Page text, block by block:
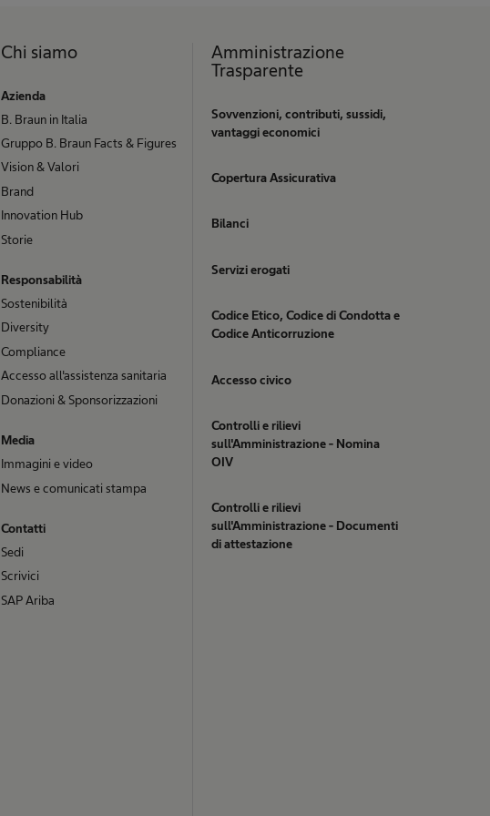
Chi siamo
Azienda
B. Braun in Italia
Gruppo B. Braun Facts & Figures
Vision & Valori
Brand
Innovation Hub
Storie
Responsabilità
Sostenibilità
Diversity
Compliance
Accesso all'assistenza sanitaria
Donazioni & Sponsorizzazioni
Media
Immagini e video
News e comunicati stampa
Contatti
Sedi
Scrivici
SAP Ariba
Amministrazione
Trasparente
Sovvenzioni, contributi, sussidi,
vantaggi economici
Copertura Assicurativa
Bilanci
Servizi erogati
Codice Etico, Codice di Condotta e
Codice Anticorruzione
Accesso civico
Controlli e rilievi
sull'Amministrazione - Nomina
OIV
Controlli e rilievi
sull'Amministrazione - Documenti
di attestazione